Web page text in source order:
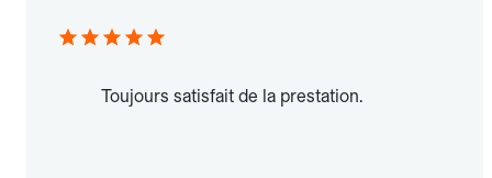
Toujours satisfait de la prestation.